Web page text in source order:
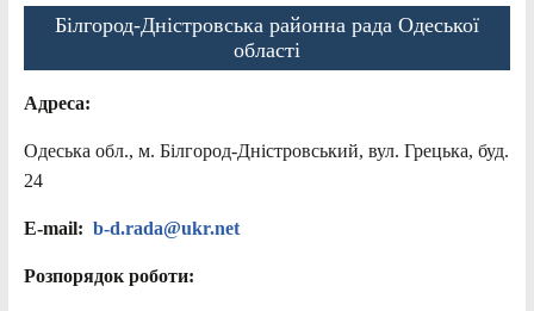
Білгород-Дністровська районна рада Одеської
області
Адреса:
Одеська обл., м. Білгород-Дністровський, вул. Грецька, буд.
24
E-mail: b-d.rada@ukr.net
Розпорядок роботи: